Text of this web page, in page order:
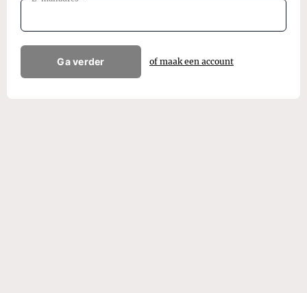
Ga verder of maak een account